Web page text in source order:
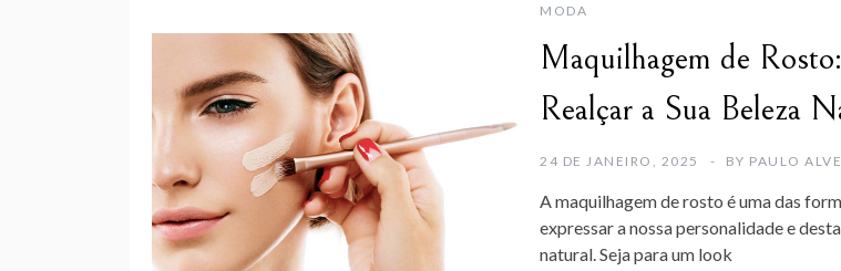
MODA
Maquilhagem de
Realçar a Sua Beleza
24 DE JANEIRO, 2025 BY PAULO
A maquilhagem de rosto é uma das
expressar a nossa personalidade e
natural. Seja para um look